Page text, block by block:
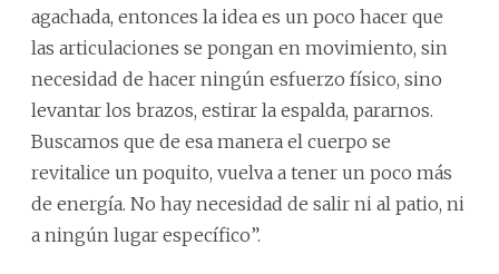
agachada, entonces la idea es un poco hacer que
las articulaciones se pongan en movimiento, sin
necesidad de hacer ningún esfuerzo físico, sino
levantar los brazos, estirar la espalda, pararnos.
Buscamos que de esa manera el cuerpo se
revitalice un poquito, vuelva a tener un poco más
de energía. No hay necesidad de salir ni al patio, ni
a ningún lugar específico”.